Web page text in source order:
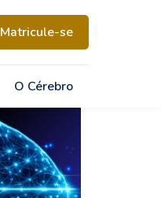
Matricule-se
O Cérebro